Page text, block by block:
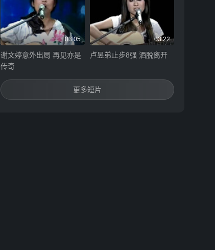
03:05
谢文婷意外出局 再见亦是
传奇
03:22
卢昱弟止步8强 洒脱离开
更多短片